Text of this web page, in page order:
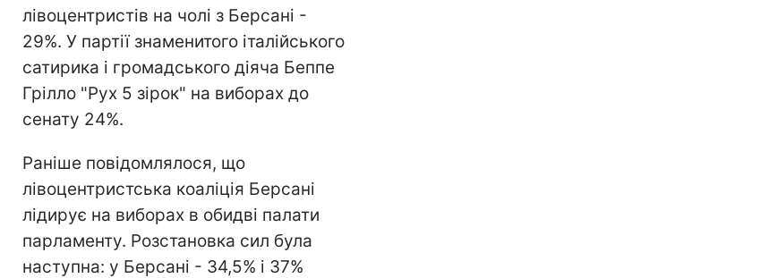
лівоцентристів на чолі з Берсані -
29%. У партії знаменитого італійського
сатирика і громадського діяча Беппе
Грілло "Рух 5 зірок" на виборах до
сенату 24%.
Раніше повідомлялося, що
лівоцентристська коаліція Берсані
лідирує на виборах в обидві палати
парламенту. Розстановка сил була
наступна: у Берсані - 34,5% і 37%